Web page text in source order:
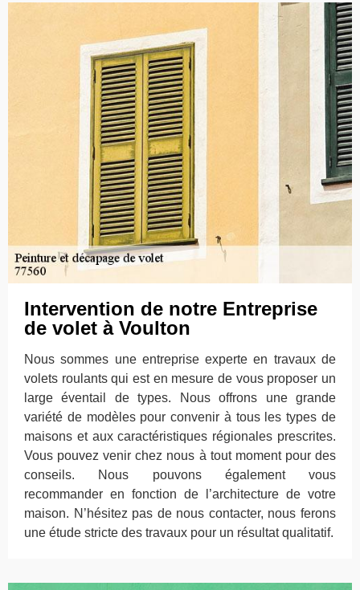
Intervention de notre Entreprise
de volet à Voulton
Nous sommes une entreprise experte en travaux de
volets roulants qui est en mesure de vous proposer un
large éventail de types. Nous offrons une grande
variété de modèles pour convenir à tous les types de
maisons et aux caractéristiques régionales prescrites.
Vous pouvez venir chez nous à tout moment pour des
conseils. Nous pouvons également vous
recommander en fonction de l’architecture de votre
maison. N’hésitez pas de nous contacter, nous ferons
une étude stricte des travaux pour un résultat qualitatif.